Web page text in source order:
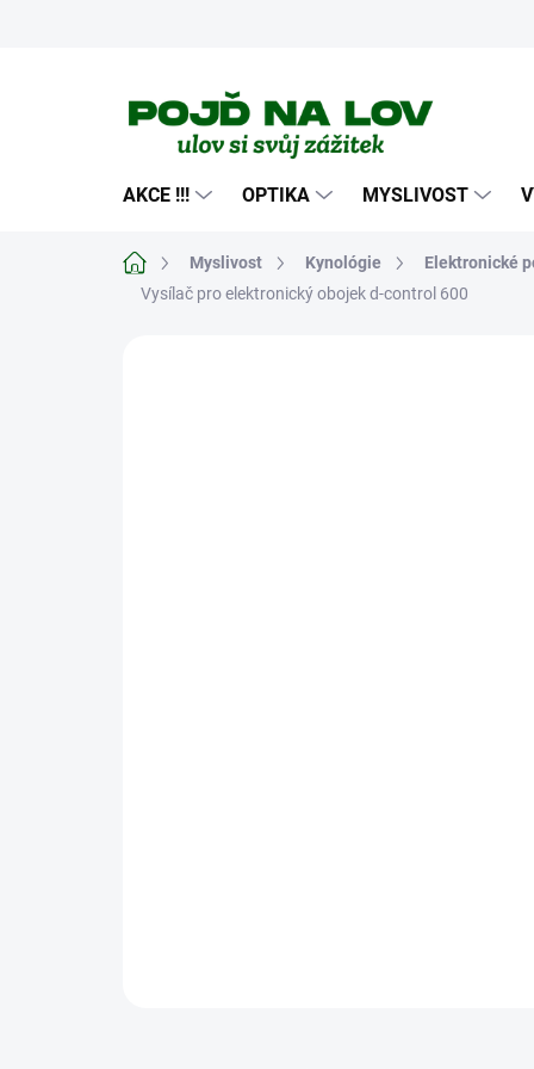
AKCE !!! OPTIKA MYSLIVOST
Domů Myslivost Kynológie Elektronické
Vysílač pro elektronický obojek d-control 600